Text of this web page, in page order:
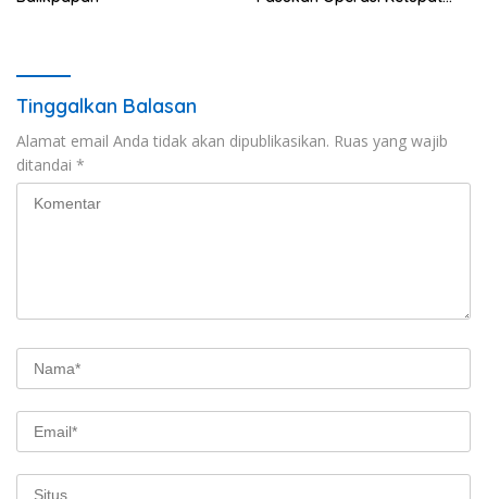
Tinggalkan Balasan
Alamat email Anda tidak akan dipublikasikan. Ruas yang wajib
ditandai *